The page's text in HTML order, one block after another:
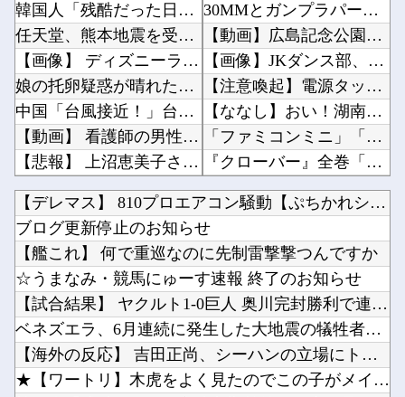
韓国人「残酷だった日帝強占期前後の写真を見てみよう」
任天堂、熊本地震を受け製品修理は無償対応（災害救助法適用地域）
【画像】 ディズニーランドで買える「いなり寿司」がめちゃめちゃ美味しそう
娘の托卵疑惑が晴れた嫁。「安心した、もっと早く打ち明けて鑑定しておけばよかった」と。そして...
中国「台風接近！」台風13号「三峡直撃予測」中国「上流大洪水！（三峡上流」中国都市「8/5...
【動画】 看護師の男性に男が殴りかかるが…看護師が柔術使いだった
【悲報】 上沼恵美子さん「簡単にそうめん作れ言うけど、そうめん作りて地獄なんよ」
【ホロライブ】 フブちゃんいくら注ぎ込んだんだ…
鈴木奈々「垂れてたバストが上がった！」「今が一番バスト大きい！」下着姿で豊満な美バストを披...
【NMB48】 鬼レンチャンに坂下真心きたあああああ
Powered by livedoor 相互RSS
30MMとガンプラパーツでミキシングする人がめっきり減って寂しい他
【動画】広島記念公園を追い出された左翼さん、流石にキモすぎて炎上他
【画像】JKダンス部、なぜか部員の８割が巨乳?ｗｗｗｗｗｗｗｗｗｗｗｗｗ他
【注意喚起】電源タップの寿命の目安は3〜5年です他
【ななし】おい！湖南みあの誕生日グッズケツやぞ！！！要チェックや！！！他
「ファミコンミニ」「スーファミミニ」「PCエンジンミニ」「メガドラミニ」「ネオジオミニ」←...
『クローバー』全巻「99円」セール！全43巻「22,704円」→「4,257円」！実写ドラ...
【速報】NGT48新曲、北村優羽が単独センター→13人選抜でずきもね初当選に板民歓喜ｗ他
『ゼノブレイド ディフィニティブエディション Nintendo Switch 2 Edit...
ワイルドベリーズ経営陣、倉庫の商品を持ち出し「ドローン攻撃で焼失した」として処理…ロシア当...
【ウマ娘】（8月LoH）もしかしてコンセって今回は微妙スキルだったりするか？他
Win11にできないWin10PCってさ他
ちいかわ原作セイレーン編リアルタイム勢「つまんねえ」「ゴミ」「早く終われ」「ナガノに長編は...
【悲報】人助け中の男性を「犯罪ですよ！」と責めた女性、警察が来た瞬間逃げる他
【ぶいすぽ】れんくんﾓｶｻｰﾝはなびの写真集は出ない他
【デレマス】 810プロエアコン騒動【ぷちかれシリーズ】
ブログ更新停止のお知らせ
【艦これ】 何で重巡なのに先制雷撃撃つんですか
☆うまなみ・競馬にゅーす速報 終了のお知らせ
【試合結果】 ヤクルト1-0巨人 奥川完封勝利で連敗ストップ...
ベネズエラ、6月連続に発生した大地震の犠牲者が「6000人超...
【海外の反応】 吉田正尚、シーハンの立場にトドメを刺す5号弾...
★【ワートリ】木虎をよく見たのでこの子がメインヒロインだと思...